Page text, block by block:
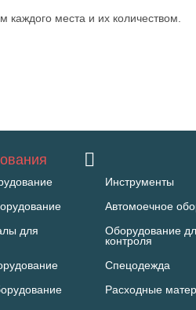
каждого места и их количеством.
для
Инструменты
Автомоечное
Оборудование
контроля
Спецодежда
Расходные